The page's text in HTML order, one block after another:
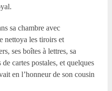
sa chambre avec
nettoya les tiroirs et
ses boîtes à lettres, sa
cartes postales, et quelques
en l’honneur de son cousin